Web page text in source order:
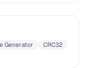
Generator
CRC32